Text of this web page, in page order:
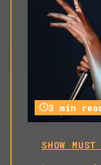
3 min
SHOW MUST